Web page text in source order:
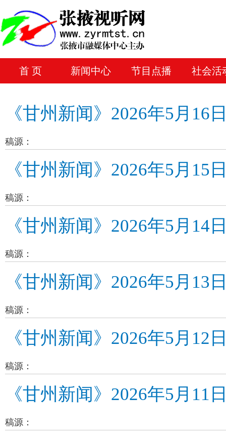
首 页 新闻中心 节目点播 社会活
《甘州新闻》2026年5月16
稿源：
《甘州新闻》2026年5月15
稿源：
《甘州新闻》2026年5月14
稿源：
《甘州新闻》2026年5月13
稿源：
《甘州新闻》2026年5月12
稿源：
《甘州新闻》2026年5月11
稿源：